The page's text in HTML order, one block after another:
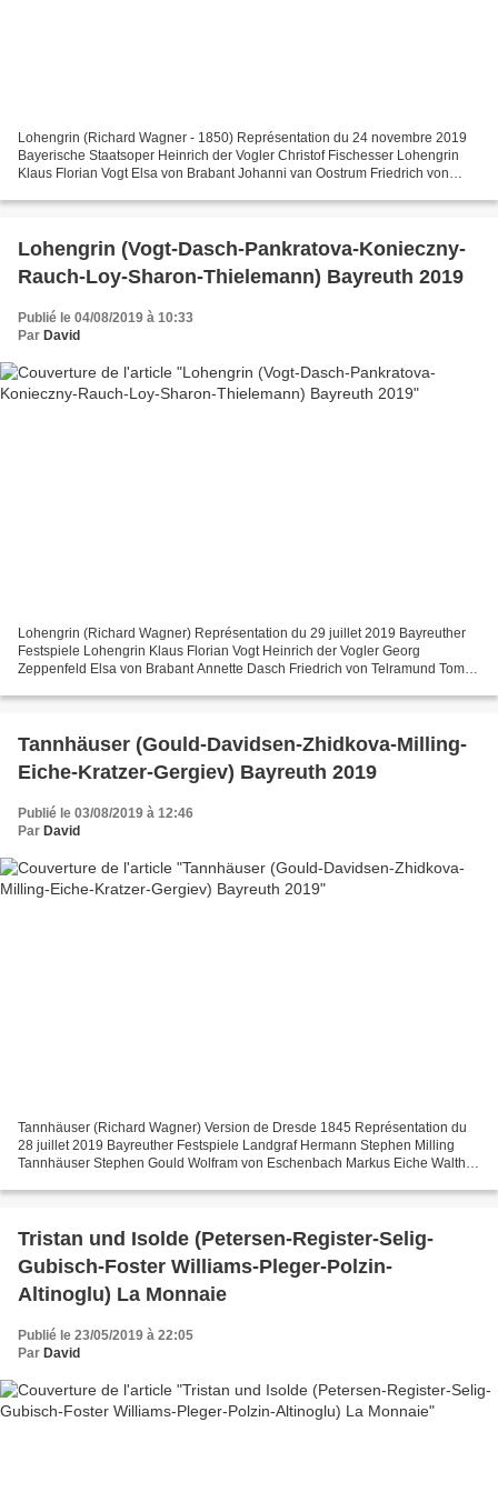
Lohengrin (Richard Wagner - 1850) Représentation du 24 novembre 2019
Bayerische Staatsoper Heinrich der Vogler Christof Fischesser Lohengrin
Klaus Florian Vogt Elsa von Brabant Johanni van Oostrum Friedrich von
Lohengrin (Vogt-Dasch-Pankratova-Konieczny-
Rauch-Loy-Sharon-Thielemann) Bayreuth 2019
Publié le 04/08/2019 à 10:33
Par David
Lohengrin (Richard Wagner) Représentation du 29 juillet 2019 Bayreuther
Festspiele Lohengrin Klaus Florian Vogt Heinrich der Vogler Georg
Zeppenfeld Elsa von Brabant Annette Dasch Friedrich von Telramund Tomas
Tannhäuser (Gould-Davidsen-Zhidkova-Milling-
Eiche-Kratzer-Gergiev) Bayreuth 2019
Publié le 03/08/2019 à 12:46
Par David
Tannhäuser (Richard Wagner) Version de Dresde 1845 Représentation du
28 juillet 2019 Bayreuther Festspiele Landgraf Hermann Stephen Milling
Tannhäuser Stephen Gould Wolfram von Eschenbach Markus Eiche Walther
Tristan und Isolde (Petersen-Register-Selig-
Gubisch-Foster Williams-Pleger-Polzin-
Altinoglu) La Monnaie
Publié le 23/05/2019 à 22:05
Par David